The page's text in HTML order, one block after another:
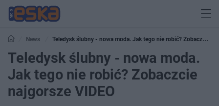
News
Teledysk ślubny - nowa moda. Jak tego nie robić? Zobaczcie
najgorsze VIDEO
Teledysk ślubny - nowa moda.
Jak tego nie robić? Zobaczcie
najgorsze VIDEO